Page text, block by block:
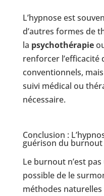
L’hypnose est
d’autres formes de
la psychothérapie
renforcer l’efficacité
conventionnels,
suivi médical ou
nécessaire.
Conclusion :
guérison du burnout
Le burnout n’est
possible de le
méthodes